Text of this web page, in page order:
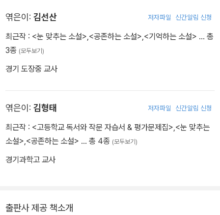
엮은이: 김선산 저자파일 신간알림 신청
최근작 : <눈 맞추는 소설> <공존하는 소설> <기억하는 소설> … 총
3종 (모두보기)
경기 도장중 교사
엮은이: 김형태 저자파일 신간알림 신청
최근작 : <고등학교 독서와 작문 자습서 & 평가문제집> <눈 맞추는
소설> <공존하는 소설> … 총 4종 (모두보기)
경기과학고 교사
출판사 제공 책소개